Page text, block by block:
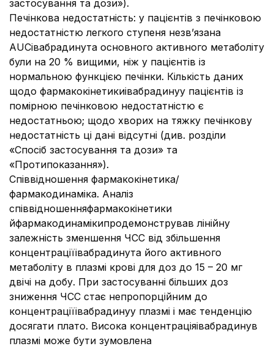
застосування та дози»).
Печінкова недостатність: у пацієнтів з печінковою
недостатністю легкого ступеня незв’язана
AUCівабрадинута основного активного метаболіту
були на 20 % вищими, ніж у пацієнтів із
нормальною функцією печінки. Кількість даних
щодо фармакокінетикиівабрадинуу пацієнтів із
помірною печінковою недостатністю є
недостатньою; щодо хворих на тяжку печінкову
недостатність ці дані відсутні (див. розділи
«Спосіб застосування та дози» та
«Протипоказання»).
Співвідношення фармакокінетика/
фармакодинаміка. Аналіз
співвідношенняфармакокінетики
йфармакодинамікипродемонстрував лінійну
залежність зменшення ЧСС від збільшення
концентраціїівабрадинута його активного
метаболіту в плазмі крові для доз до 15 – 20 мг
двічі на добу. При застосуванні більших доз
зниження ЧСС стає непропорційним до
концентраціїівабрадинуу плазмі і має тенденцію
досягати плато. Висока концентраціяівабрадинув
плазмі може бути зумовлена